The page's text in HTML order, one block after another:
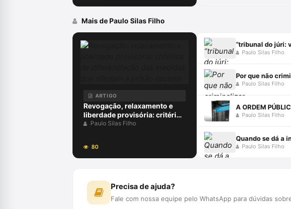
Mais de Paulo Silas Filho
ARTIGO
Revogação, relaxamento e
liberdade provisória: critérios
de diferenciação das medidas
Paulo Silas Filho
80
“tribunal do júri:
Paulo Silas Filho
Por que não
Paulo Silas Filho
Paulo Silas Filho
Quando se dá a
Paulo Silas Filho
Precisa de ajuda?
Fale com nossa equipe pelo WhatsApp para dúvidas